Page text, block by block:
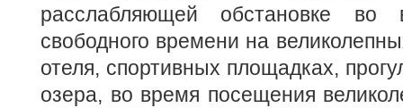
расслабляющей обстановке во
свободного времени на
отеля, спортивных площадках,
озера, во время посещения